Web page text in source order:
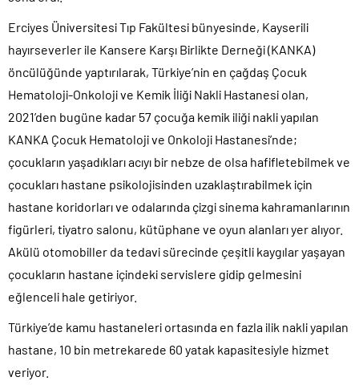
Erciyes Üniversitesi Tıp Fakültesi bünyesinde, Kayserili
hayırseverler ile Kansere Karşı Birlikte Derneği (KANKA)
öncülüğünde yaptırılarak, Türkiye’nin en çağdaş Çocuk
Hematoloji-Onkoloji ve Kemik İliği Nakli Hastanesi olan,
2021’den bugüne kadar 57 çocuğa kemik iliği nakli yapılan
KANKA Çocuk Hematoloji ve Onkoloji Hastanesi’nde;
çocukların yaşadıkları acıyı bir nebze de olsa hafifletebilmek ve
çocukları hastane psikolojisinden uzaklaştırabilmek için
hastane koridorları ve odalarında çizgi sinema kahramanlarının
figürleri, tiyatro salonu, kütüphane ve oyun alanları yer alıyor.
Akülü otomobiller da tedavi sürecinde çeşitli kaygılar yaşayan
çocukların hastane içindeki servislere gidip gelmesini
eğlenceli hale getiriyor.
Türkiye’de kamu hastaneleri ortasında en fazla ilik nakli yapılan
hastane, 10 bin metrekarede 60 yatak kapasitesiyle hizmet
veriyor.